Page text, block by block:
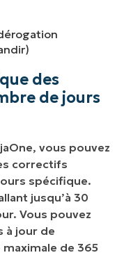
des
de jours
vous pouvez
correctifs
spécifique.
jusqu’à 30
Vous pouvez
à jour de
de 365